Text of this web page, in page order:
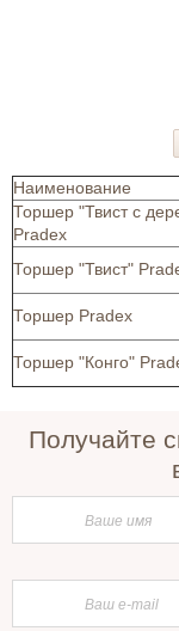
Наименование
Торшер "Твист с
Pradex
Торшер "Твист"
Торшер Pradex
Торшер "Конго"
Получайте